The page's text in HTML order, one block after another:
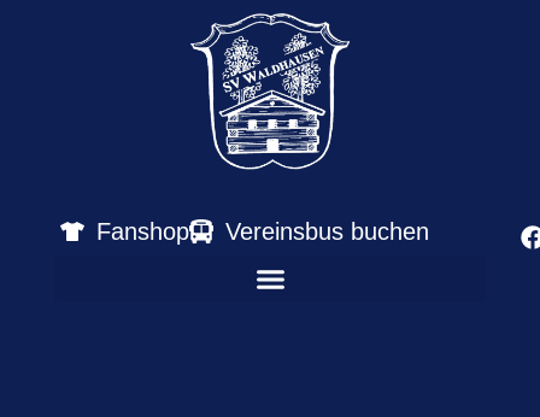
Fanshop Vereinsbus buchen